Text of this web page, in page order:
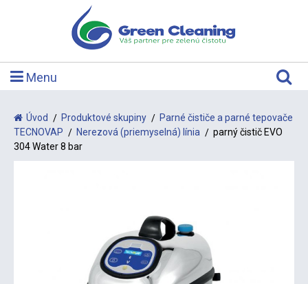
Menu
Úvod Produktové skupiny
Parné čističe a parné tepovače
TECNOVAP
Nerezová (priemyselná) línia
parný čistič EVO
304 Water 8 bar